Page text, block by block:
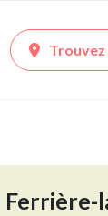
Ferrière-